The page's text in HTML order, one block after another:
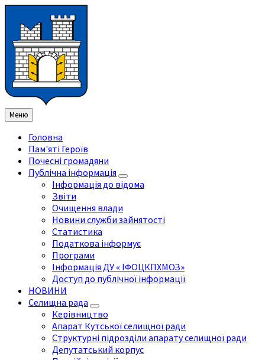
змісту
ліву
бічну
панель
праву
бічну
панель
нижнього
колонтитула
Меню
Головна
Пам'яті Героїв
Почесні громадяни
Публічна інформація
Інформація до відома
Звіти
Очищення влади
Новини служби зайнятості
Статистика
Податкова інформує
Програми
Інформація ДУ « ІФОЦКПХМОЗ»
Доступ до публічної інформації
НОВИНИ
Селищна рада
Керівництво
Апарат Кутської селищної ради
Структурні підрозділи апарату селищної ради
Депутатський корпус